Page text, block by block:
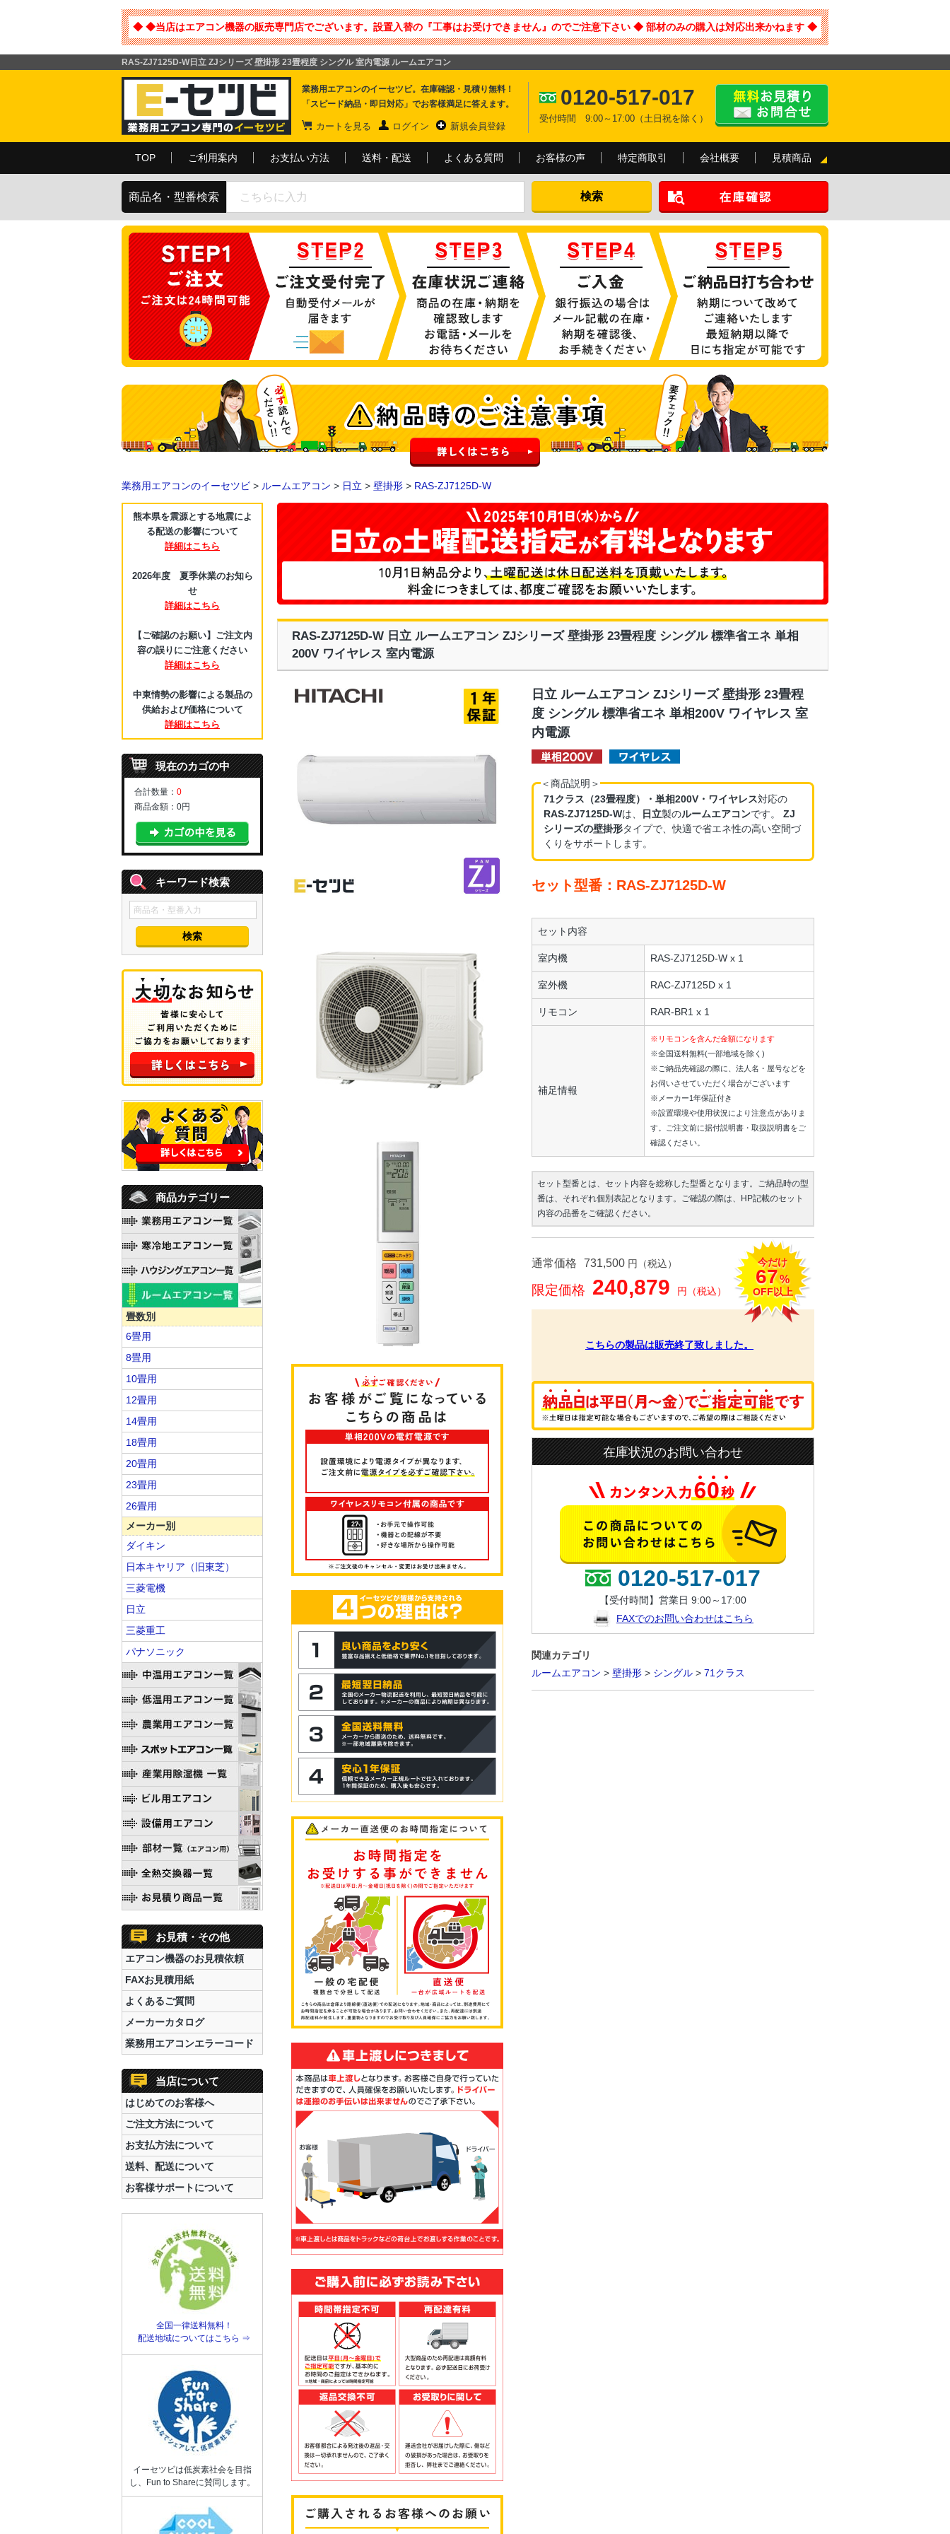
◆ ◆当店はエアコン機器の販売専門店でございます。設置入替の『工事はお受けできません』のでご注意下さい ◆ 部材のみの購入は対応出来かねます ◆
RAS-ZJ7125D-W日立 ZJシリーズ 壁掛形 23畳程度 シングル 室内電源 ルームエアコン
業務用エアコンのイーセツビ。在庫確認・見積り無料！
「スピード納品・即日対応」でお客様満足に答えます。
カートを見る ログイン 新規会員登録
0120-517-017
受付時間 9:00～17:00（土日祝を除く）
TOP ご利用案内 お支払い方法 送料・配送 よくある質問 お客様の声 特定商取引 会社概要 見積商品
商品名・型番検索
業務用エアコンのイーセツビ > ルームエアコン > 日立 > 壁掛形 > RAS-ZJ7125D-W
RAS-ZJ7125D-W 日立 ルームエアコン ZJシリーズ 壁掛形 23畳程度 シングル 標準省エネ 単相
200V ワイヤレス 室内電源
日立 ルームエアコン ZJシリーズ 壁掛形 23畳程
度 シングル 標準省エネ 単相200V ワイヤレス 室
内電源
＜商品説明＞
71クラス（23畳程度）・単相200V・ワイヤレス対応の
RAS-ZJ7125D-Wは、 日立製のルームエアコンです。 ZJ
シリーズの壁掛形タイプで、快適で省エネ性の高い空間づ
くりをサポートします。
セット型番：RAS-ZJ7125D-W
セット内容
室内機 RAS-ZJ7125D-W x 1
室外機 RAC-ZJ7125D x 1
リモコン RAR-BR1 x 1
補足情報
※リモコンを含んだ金額になります
※全国送料無料(一部地域を除く)
※ご納品先確認の際に、法人名・屋号などを
お伺いさせていただく場合がございます
※メーカー1年保証付き
※設置環境や使用状況により注意点がありま
す。ご注文前に据付説明書・取扱説明書をご
確認ください。
セット型番とは、セット内容を総称した型番となります。ご納品時の型
番は、それぞれ個別表記となります。ご確認の際は、HP記載のセット
内容の品番をご確認ください。
通常価格 731,500 円（税込）
限定価格 240,879 円（税込）
今だけ
67%
OFF以上
こちらの製品は販売終了致しました。
在庫状況のお問い合わせ
0120-517-017
【受付時間】営業日 9:00～17:00
FAXでのお問い合わせはこちら
関連カテゴリ
ルームエアコン > 壁掛形 > シングル > 71クラス
熊本県を震源とする地震によ
る配送の影響について
詳細はこちら
2026年度 夏季休業のお知ら
せ
詳細はこちら
【ご確認のお願い】ご注文内
容の誤りにご注意ください
詳細はこちら
中東情勢の影響による製品の
供給および価格について
詳細はこちら
現在のカゴの中
合計数量： 0
商品金額： 0円
キーワード検索
商品カテゴリー
畳数別
6畳用
8畳用
10畳用
12畳用
14畳用
18畳用
20畳用
23畳用
26畳用
メーカー別
ダイキン
日本キヤリア（旧東芝）
三菱電機
日立
三菱重工
パナソニック
お見積・その他
エアコン機器のお見積依頼
FAXお見積用紙
よくあるご質問
メーカーカタログ
業務用エアコンエラーコード
当店について
はじめてのお客様へ
ご注文方法について
お支払方法について
送料、配送について
お客様サポートについて
全国一律送料無料！
配送地域についてはこちら ⇒
イーセツビは低炭素社会を目指
し、Fun to Shareに賛同します。